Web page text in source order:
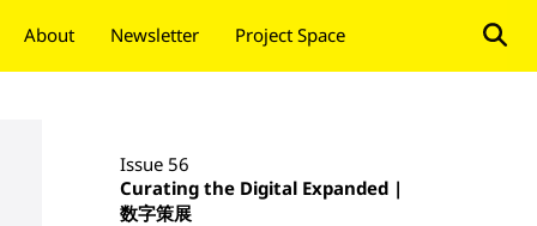
About Newsletter Project Space
Issue 56
Curating the Digital Expanded |
数字策展